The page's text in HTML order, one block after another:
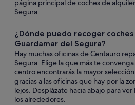
página principal de coches de
Segura.
¿Dónde puedo recoger
Guardamar del Segura?
Hay muchas oficinas de Centauro
Segura. Elige la que más te
centro encontrarás la mayor
gracias a las oficinas que hay por la
lejos. Desplázate hacia abajo para
los alrededores.